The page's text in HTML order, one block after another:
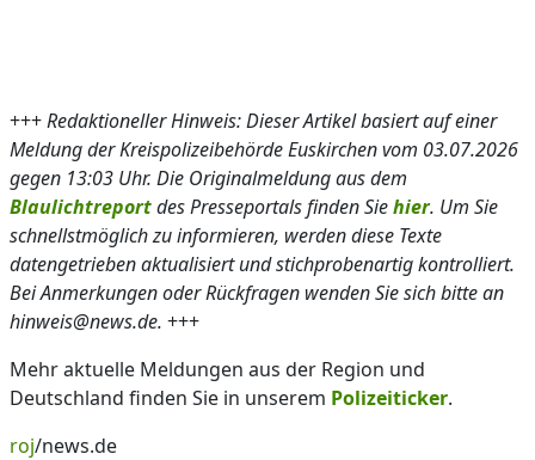
+++Redaktioneller Hinweis: Dieser Artikel basiert auf einer
Meldung der Kreispolizeibehörde Euskirchen vom 03.07.2026
gegen 13:03 Uhr. Die Originalmeldung aus dem
Blaulichtreportdes Presseportals finden Siehier. Um Sie
schnellstmöglich zu informieren, werden diese Texte
datengetrieben aktualisiert und stichprobenartig kontrolliert.
Bei Anmerkungen oder Rückfragen wenden Sie sich bitte an
hinweis@news.de. +++
Mehr aktuelle Meldungen aus der Region und
Deutschland finden Sie in unserem Polizeiticker.
roj/news.de